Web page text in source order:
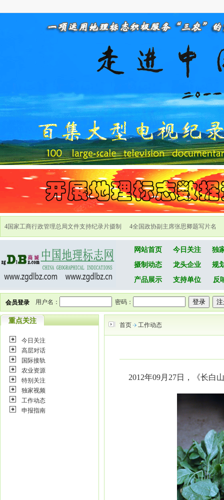
4国家工商行政管理总局文件支持纪录片摄制 4全国政协副主席张思卿题写片名
网站首页 今日关注
独
摄制动态
龙头企业
规
产品展示
支持单位 反
会员登录 用户名： 密码：
重点关注
今日关注
高层对话
国际接轨
农业资源
特别关注
独家视频
工作动态
申报指南
首页 工作动态
2012年09月27日，《长白